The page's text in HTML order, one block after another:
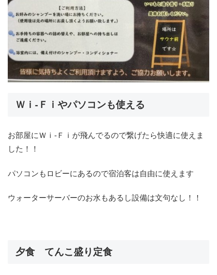
Ｗｉ-Ｆｉやパソコンも使える
お部屋にＷｉ-Ｆｉが飛んでるので繋げたら快適に使えま
した！！
パソコンもロビーにあるので宿泊客は自由に使えます
ウォーターサーバーのお水もあるし設備は文句なし！！
夕食 てんこ盛り定食